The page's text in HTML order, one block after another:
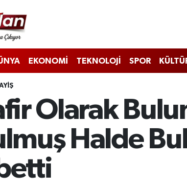
EKONOMİ TEKNOLOJİ SPOR
Olarak
Halde
ve Fikstür